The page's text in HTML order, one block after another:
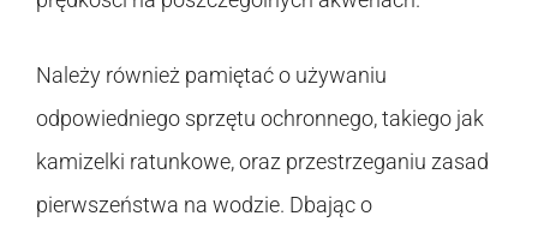
Należy również pamiętać o używaniu
odpowiedniego sprzętu ochronnego, takiego jak
kamizelki ratunkowe, oraz przestrzeganiu zasad
pierwszeństwa na wodzie. Dbając o